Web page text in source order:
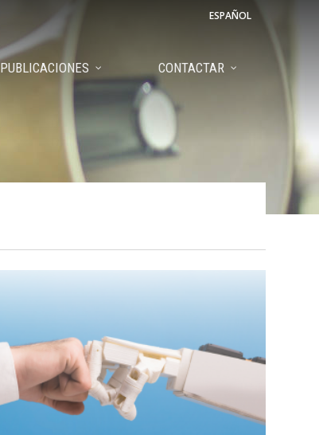
ESPAÑOL
PUBLICACIONES CONTACTAR